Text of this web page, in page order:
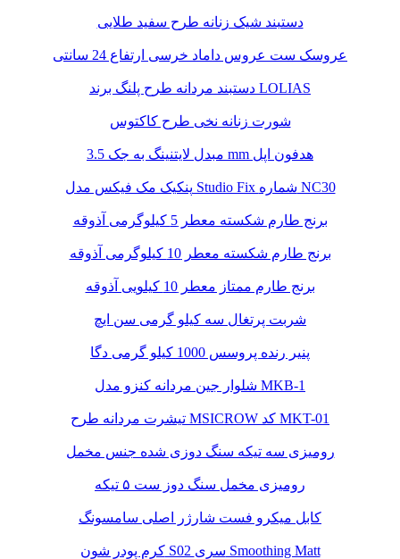
دستبند شیک زنانه طرح سفید طلایی
عروسک ست عروس داماد خرسی ارتفاع 24 سانتی
دستبند مردانه طرح پلنگ برند LOLIAS
شورت زنانه نخی طرح کاکتوس
مبدل لایتنینگ به جک 3.5 mm هدفون اپل
پنکیک مک فیکس مدل Studio Fix شماره NC30
برنج طارم شکسته معطر 5 کیلوگرمی آذوقه
برنج طارم شکسته معطر 10 کیلوگرمی آذوقه
برنج طارم ممتاز معطر 10 کیلویی آذوقه
شربت پرتغال سه کیلو گرمی سن ایچ
پنیر رنده پروسس 1000 کیلو گرمی دگا
شلوار جین مردانه کنزو مدل MKB-1
تیشرت مردانه طرح MSICROW کد MKT-01
رومیزی سه تیکه سنگ دوزی شده جنس مخمل
رومیزی مخمل سنگ دوز ست ۵ تیکه
کابل میکرو فست شارژر اصلی سامسونگ
کرم پودر شون S02 سری Smoothing Matt